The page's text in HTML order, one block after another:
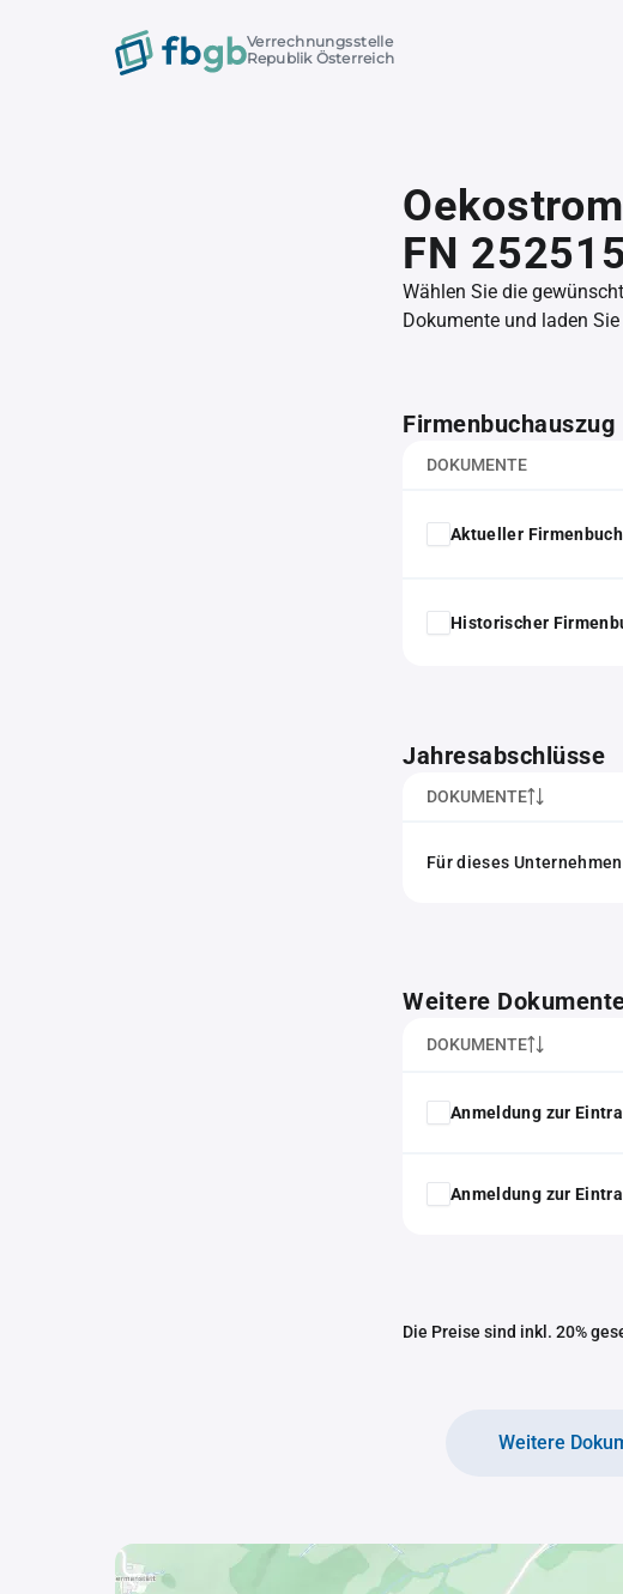
Verrechnungsstelle
Republik Österreich
FN
Wählen Sie die
Dokumente und laden
Firmenbuchauszug
DOKUMENTE
Aktueller
Historischer
Jahresabschlüsse
DOKUMENTE
Für dieses
Weitere
DOKUMENTE
Anmeldung zur
Anmeldung zur
Die Preise sind inkl. 20%
Weitere